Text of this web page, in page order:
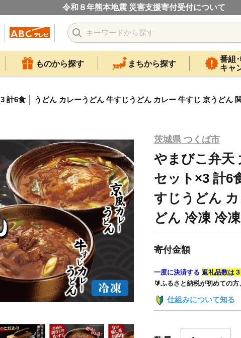
令和８年熊本地震 災害支援寄付受付について
ものから探す まちから探す
番組
キャ
計6食 │ うどん カレーうどん 牛すじうどん カレー 牛すじ 京うどん
茨城県 つくば市
やまびこ弁天
セット×3 計6
すじうどん
どん 冷凍 冷
寄付金額
一度に決済する 返礼品数は
🔰ふるさと納税が初めての
仕組みについて知る